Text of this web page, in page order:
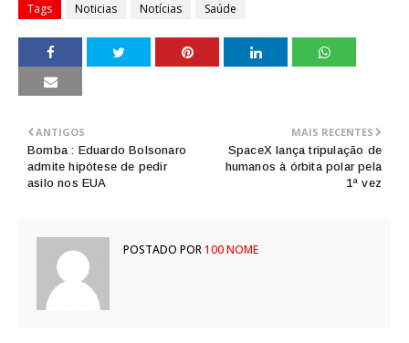
Tags Noticias Notícias Saúde
MAIS RECENTES
SpaceX lança tripulação de
humanos à órbita polar pela
1ª vez
ANTIGOS
Bomba : Eduardo Bolsonaro
admite hipótese de pedir
asilo nos EUA
POSTADO POR100 NOME